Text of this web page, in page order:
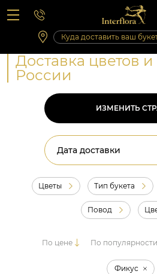
Вопросы-ответы
Сб 10:00 ‐ 14:00
Выходные и праздничные дни
Доставка цветов
России
ИЗМЕНИТЬ
Дата доставки
Цветы Тип букета
Повод
По цене По популярности
Фикус